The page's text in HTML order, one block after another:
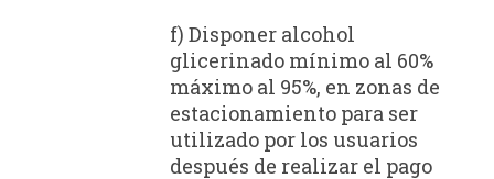
f) Disponer alcohol
glicerinado mínimo al 60%
máximo al 95%, en zonas de
estacionamiento para ser
utilizado por los usuarios
después de realizar el pago